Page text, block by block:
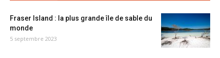
Fraser Island : la plus grande île de sable du
monde
5 septembre 2023